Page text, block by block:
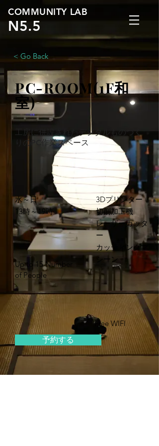
COMMUNITY LAB
N5.5
< Go Back
PC-ROOM(1F和
室)
​​​工房に併設されたデジタルものづく
りのPC作業スペース
水～日
​13時～19時
Up to 15 Number
of People
3Dプリンター
切削加工機
レーザーカッタ
ー
カッティングマ
シーン
Free WIFI
予約する